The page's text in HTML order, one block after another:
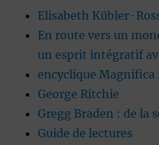
Elisabeth Kübler-
En route vers un
un esprit intégratif
encyclique Magnifica
George Ritchie
Gregg Braden : de la
Guide de lectures